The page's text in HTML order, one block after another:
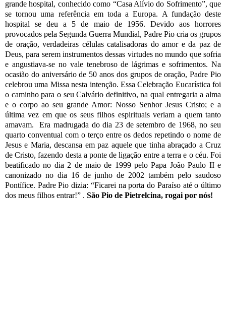
grande hospital, conhecido como “Casa Alívio do Sofrimento”, que
se tornou uma referência em toda a Europa. A fundação deste
hospital se deu a 5 de maio de 1956. Devido aos horrores
provocados pela Segunda Guerra Mundial, Padre Pio cria os grupos
de oração, verdadeiras células catalisadoras do amor e da paz de
Deus, para serem instrumentos dessas virtudes no mundo que sofria
e angustiava-se no vale tenebroso de lágrimas e sofrimentos. Na
ocasião do aniversário de 50 anos dos grupos de oração, Padre Pio
celebrou uma Missa nesta intenção. Essa Celebração Eucarística foi
o caminho para o seu Calvário definitivo, na qual entregaria a alma
e o corpo ao seu grande Amor: Nosso Senhor Jesus Cristo; e a
última vez em que os seus filhos espirituais veriam a quem tanto
amavam.
Era madrugada do dia 23 de setembro de 1968, no seu
quarto conventual com o terço entre os dedos repetindo o nome de
Jesus e Maria, descansa em paz aquele que tinha abraçado a Cruz
de Cristo, fazendo desta a ponte de ligação entre a terra e o céu. Foi
beatificado no dia 2 de maio de 1999 pelo Papa João Paulo II e
canonizado no dia 16 de junho de 2002 também pelo saudoso
Pontífice. Padre Pio dizia: “Ficarei na porta do Paraíso até o último
dos meus filhos entrar!” . São Pio de Pietrelcina, rogai por nós!